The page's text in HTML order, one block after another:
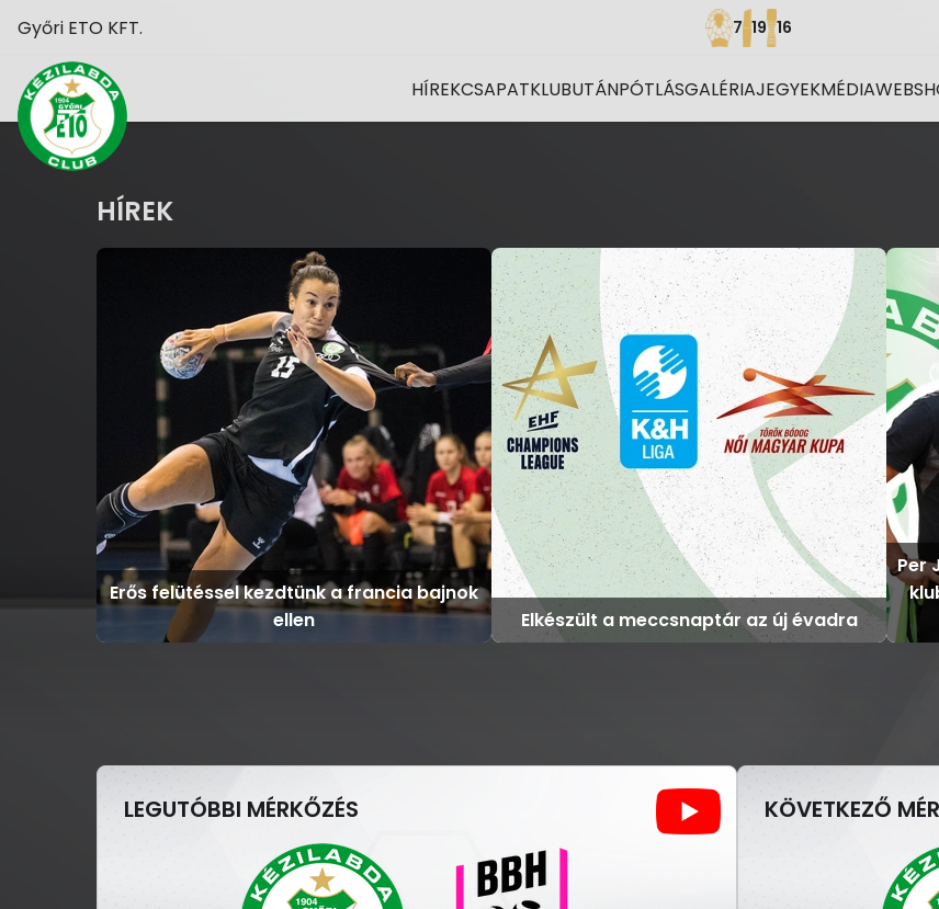
Győri ETO KFT. 7 19 16
HÍREKCSAPATKLUBUTÁNPÓTLÁSGALÉRIAJEGYEKMÉDIA
HÍREK
Erős felütéssel kezdtünk a francia bajnok
ellen
Elkészült a meccsnaptár az új évadra
Per
LEGUTÓBBI MÉRKŐZÉS KÖVETKEZŐ